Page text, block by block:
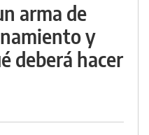
arma de
y
deberá hacer